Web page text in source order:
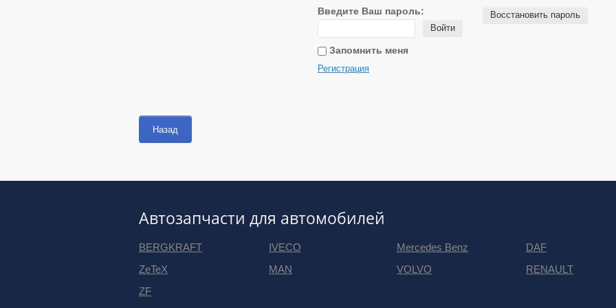
Введите Ваш пароль:
Войти
Запомнить меня
Регистрация
Восстановить пароль
Назад
Автозапчасти для автомобилей
BERGKRAFT
ZeTeX
ZF
IVECO
MAN
Mercedes Benz
VOLVO
DAF
RENAULT